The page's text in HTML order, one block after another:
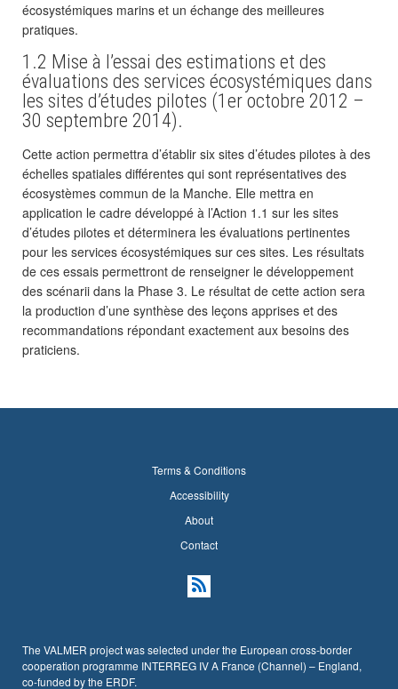
écosystémiques marins et un échange des meilleures
pratiques.
1.2 Mise à l’essai des estimations et des
évaluations des services écosystémiques dans
les sites d’études pilotes (1er octobre 2012 –
30 septembre 2014).
Cette action permettra d’établir six sites d’études pilotes à des
échelles spatiales différentes qui sont représentatives des
écosystèmes commun de la Manche. Elle mettra en
application le cadre développé à l’Action 1.1 sur les sites
d’études pilotes et déterminera les évaluations pertinentes
pour les services écosystémiques sur ces sites. Les résultats
de ces essais permettront de renseigner le développement
des scénarii dans la Phase 3. Le résultat de cette action sera
la production d’une synthèse des leçons apprises et des
recommandations répondant exactement aux besoins des
praticiens.
Terms & Conditions
Accessibility
About
Contact
The VALMER project was selected under the European cross-border
cooperation programme INTERREG IV A France (Channel) – England,
co-funded by the ERDF.